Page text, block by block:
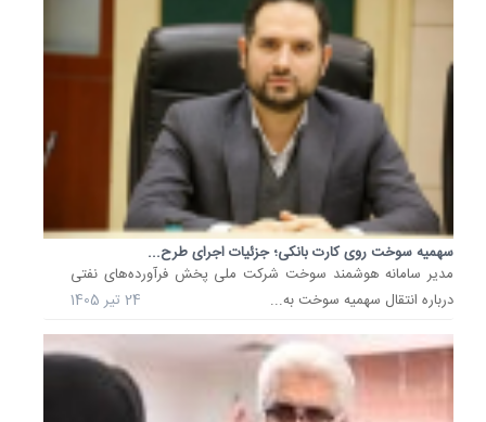
سهمیه سوخت روی کارت بانکی؛ جزئیات اجرای طرح...
مدیر سامانه هوشمند سوخت شرکت ملی پخش فرآورده‌های نفتی
درباره انتقال سهمیه سوخت به...
24 تیر 1405
1404